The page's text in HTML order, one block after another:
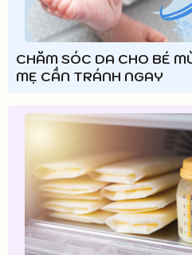
CHĂM SÓC DA CHO BÉ
MẸ CẦN TRÁNH NGAY